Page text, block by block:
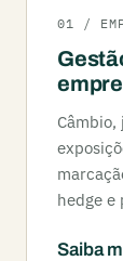
01 /
hedge e
Saiba